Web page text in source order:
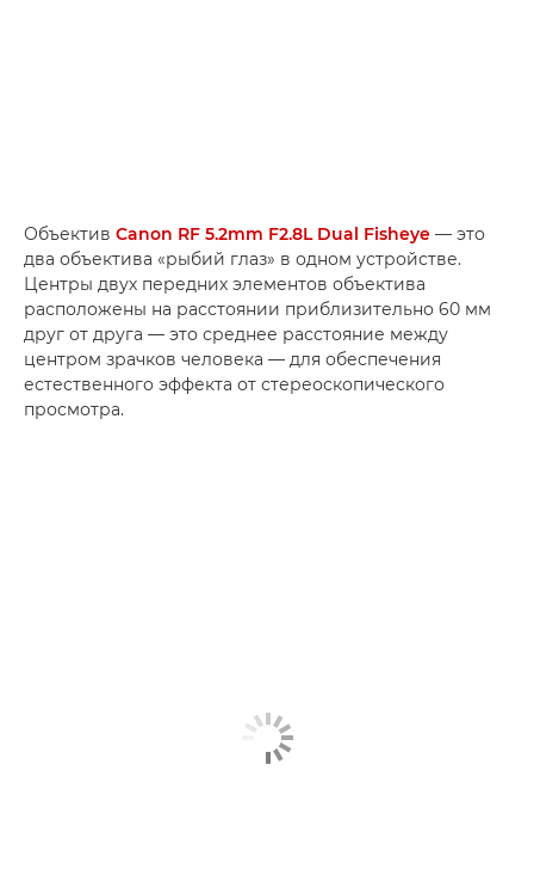
Объектив Canon RF 5.2mm F2.8L Dual Fisheye — это
два объектива «рыбий глаз» в одном устройстве.
Центры двух передних элементов объектива
расположены на расстоянии приблизительно 60 мм
друг от друга — это среднее расстояние между
центром зрачков человека — для обеспечения
естественного эффекта от стереоскопического
просмотра.